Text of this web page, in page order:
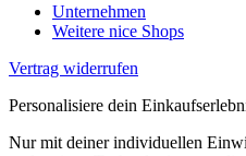
Unternehmen
Weitere nice Shops
Vertrag widerrufen
Personalisiere dein
Nur mit deiner individuellen